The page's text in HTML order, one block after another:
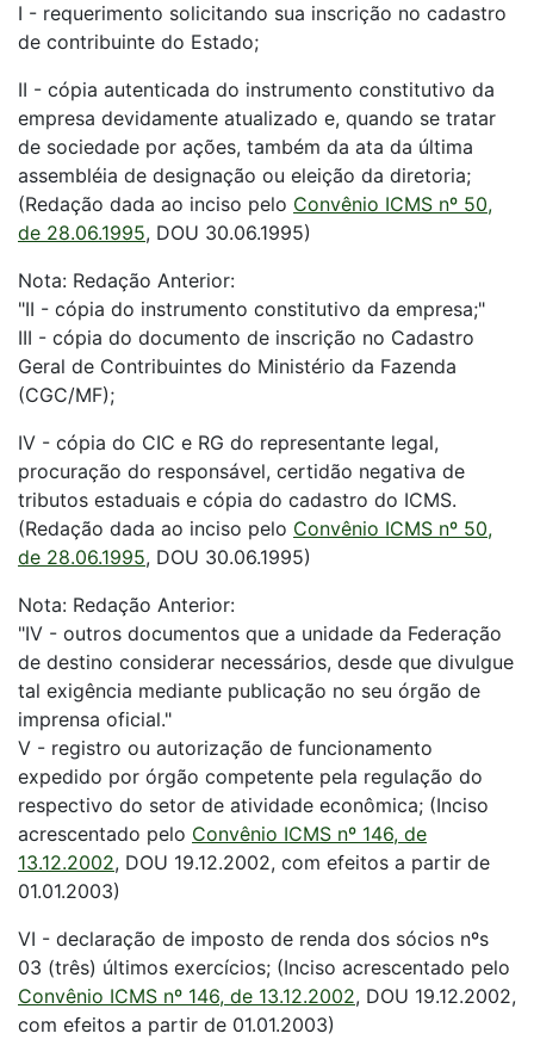
I - requerimento solicitando sua inscrição no cadastro
de contribuinte do Estado;
II - cópia autenticada do instrumento constitutivo da
empresa devidamente atualizado e, quando se tratar
de sociedade por ações, também da ata da última
assembléia de designação ou eleição da diretoria;
(Redação dada ao inciso pelo Convênio ICMS nº 50,
de 28.06.1995, DOU 30.06.1995)
Nota: Redação Anterior:
"II - cópia do instrumento constitutivo da empresa;"
III - cópia do documento de inscrição no Cadastro
Geral de Contribuintes do Ministério da Fazenda
(CGC/MF);
IV - cópia do CIC e RG do representante legal,
procuração do responsável, certidão negativa de
tributos estaduais e cópia do cadastro do ICMS.
(Redação dada ao inciso pelo Convênio ICMS nº 50,
de 28.06.1995, DOU 30.06.1995)
Nota: Redação Anterior:
"IV - outros documentos que a unidade da Federação
de destino considerar necessários, desde que divulgue
tal exigência mediante publicação no seu órgão de
imprensa oficial."
V - registro ou autorização de funcionamento
expedido por órgão competente pela regulação do
respectivo do setor de atividade econômica; (Inciso
acrescentado pelo Convênio ICMS nº 146, de
13.12.2002, DOU 19.12.2002, com efeitos a partir de
01.01.2003)
VI - declaração de imposto de renda dos sócios nºs
03 (três) últimos exercícios; (Inciso acrescentado pelo
Convênio ICMS nº 146, de 13.12.2002, DOU 19.12.2002,
com efeitos a partir de 01.01.2003)